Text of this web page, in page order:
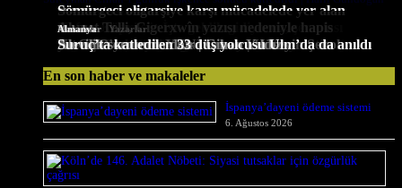
En çok okunanlar
Sosyalizm
Ateş Turan uğurlandı
Tarih
89 yıl sonra Seyit Rıza ve arkadaşlarının idam
fotoğrafları ortaya çıktı
Sosyalizm
Doğan Baş Hamburg’da toprağa verildi
Güncel
Figen Yüksekdağ’dan LFI’ye dayanışma mesajı
Makaleler,Yazarlar
Hafıza Köprüsü: İşte geldik gidiyoruz, şen olası
Karadeniz | Hilmi Toy
Sosyalizm
Namık Berktay, Muğla’da hayatını kaybetti
Sömürgeci oligarşiye karşı mücadelede yer alan
Ahmet Telli, Cigerxwîn yazısı nedeniyle hapis
yatmıştı
Makaleler, Yazarlar
Ne CHP’ye ne de YENİ’sine… | Hüseyin Şenol
Makaleler
Alevilik sorununa dair | Cihan Yıldız
Almanya
Suruç’ta katledilen 33 düş yolcusu Ulm’da da anıldı
En son haber ve makaleler
İspanya’dayeni ödeme sistemi
6. Ağustos 2026